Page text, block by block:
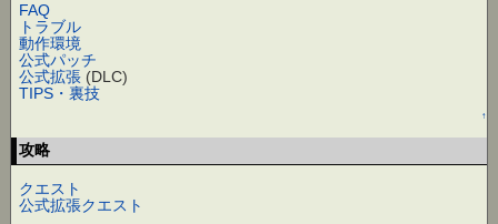
FAQ
トラブル
動作環境
公式パッチ
公式拡張 (DLC)
TIPS・裏技
↑
攻略
クエスト
公式拡張クエスト